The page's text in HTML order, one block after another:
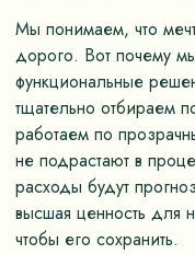
Мы понимаем, что
дорого. Вот почему
функциональные
тщательно отбираем
работаем по
не подрастают в
расходы будут
высшая ценность для
чтобы его сохранить.